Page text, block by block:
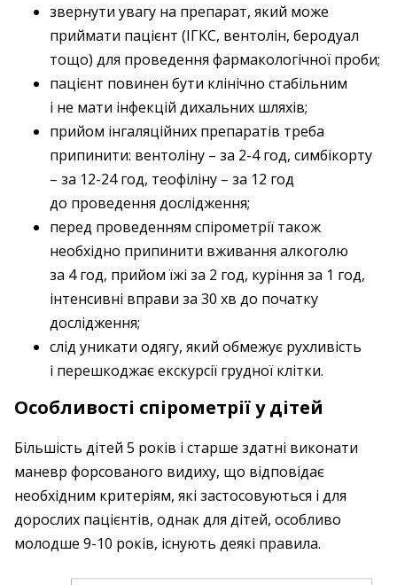
звернути увагу на препарат, який може
приймати пацієнт (ІГКС, вентолін, беродуал
тощо) для проведення фармакологічної проби;
пацієнт повинен бути клінічно стабільним
і не мати інфекцій дихальних шляхів;
прийом інгаляційних препаратів треба
припинити: вентоліну – за 2-4 год, симбікорту
– за 12-24 год, теофіліну – за 12 год
до проведення дослідження;
перед проведенням спірометрії також
необхідно припинити вживання алкоголю
за 4 год, прийом їжі за 2 год, куріння за 1 год,
інтенсивні вправи за 30 хв до початку
дослідження;
слід уникати одягу, який обмежує рухливість
і перешкоджає екскурсії грудної клітки.
Особливості спірометрії у дітей
Більшість дітей 5 років і старше здатні виконати
маневр форсованого видиху, що відповідає
необхідним критеріям, які застосовуються і для
дорослих пацієнтів, однак для дітей, особливо
молодше 9-10 років, існують деякі правила.